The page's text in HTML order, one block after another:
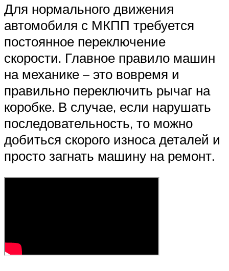
Для нормального движения
автомобиля с МКПП требуется
постоянное переключение
скорости. Главное правило машин
на механике – это вовремя и
правильно переключить рычаг на
коробке. В случае, если нарушать
последовательность, то можно
добиться скорого износа деталей и
просто загнать машину на ремонт.